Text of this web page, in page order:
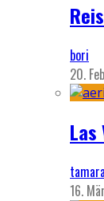
bori
20.
Las
16.